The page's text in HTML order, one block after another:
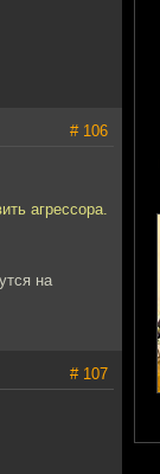
# 106
агрессора.
на
# 107